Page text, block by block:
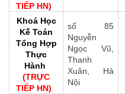
TIẾP HN)
Khoá Học
Kế Toán
Tổng Hợp
Thực
Hành
(TRỰC
TIẾP HN)
số 85
Nguyễn
Ngọc Vũ,
Thanh
Xuân, Hà
Nội